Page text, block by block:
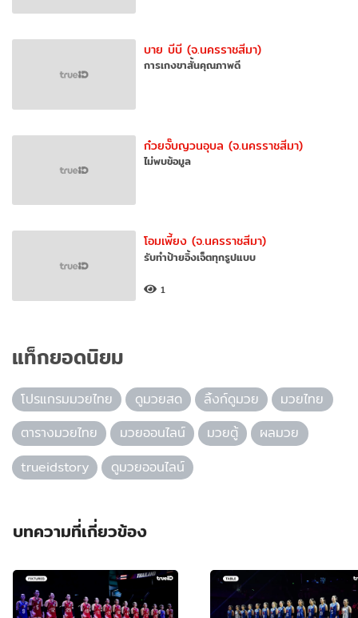
บาย บีบี (จ.นครราชสีมา)
การเกงขาสั้นคุณภาพดี
ก๋วยจั๊บญวนอุบล (จ.นครราชสีมา)
ไม่พบข้อมูล
โอมเพี้ยง (จ.นครราชสีมา)
รับทำป้ายอิ้งเจ็ตทุกรูปแบบ
1
แท็กยอดนิยม
โปรแกรมมวยไทย ดูมวยสด ลิ้งก์ดูมวย
มวยไทย
ตารางมวยไทย
มวยออนไลน์ มวยตู้
ผลมวย
trueidstory
ดูมวยออนไลน์
บทความที่เกี่ยวข้อง